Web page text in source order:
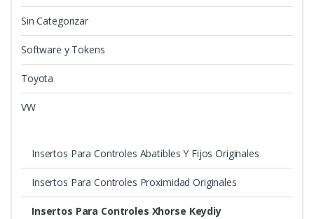
Sin Categorizar
Software y Tokens
Toyota
VW
Insertos Para Controles Abatibles Y Fijos Originales
Insertos Para Controles Proximidad Originales
Insertos Para Controles Xhorse Keydiy